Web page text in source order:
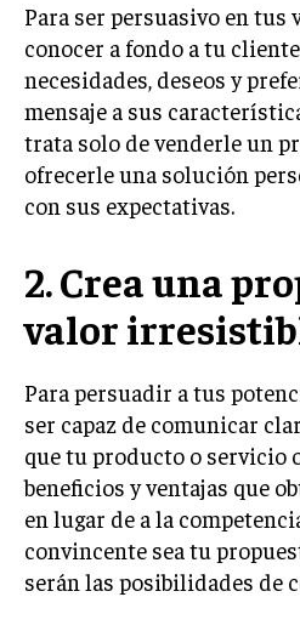
MARKETING DIGITAL
PUBLICIDAD
VENTAS Y PERSUASIÓN
GESTIÓN DE PRODUCTOS
COMUNICACIÓN
INVESTIGACIÓN DE
ANÁLISIS DE
GESTIÓN DE CLIENTES
EMPRENDIMIENTO
INNOVACIÓN
GESTIÓN DEL CAMBIO
Para ser persuasivo en tus
conocer a fondo a tu
necesidades, deseos y
mensaje a sus
trata solo de venderle un
ofrecerle una solución
con sus expectativas.
2. Crea una
valor
Para persuadir a tus
ser capaz de comunicar
que tu producto o servicio
beneficios y ventajas que
en lugar de a la
convincente sea tu
serán las posibilidades de